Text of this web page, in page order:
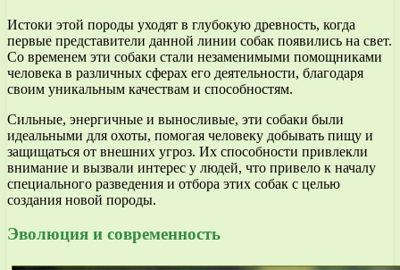
Истоки этой породы уходят в глубокую древность, когда
первые представители данной линии собак появились на свет.
Со временем эти собаки стали незаменимыми помощниками
человека в различных сферах его деятельности, благодаря
своим уникальным качествам и способностям.
Сильные, энергичные и выносливые, эти собаки были
идеальными для охоты, помогая человеку добывать пищу и
защищаться от внешних угроз. Их способности привлекли
внимание и вызвали интерес у людей, что привело к началу
специального разведения и отбора этих собак с целью
создания новой породы.
Эволюция и современность